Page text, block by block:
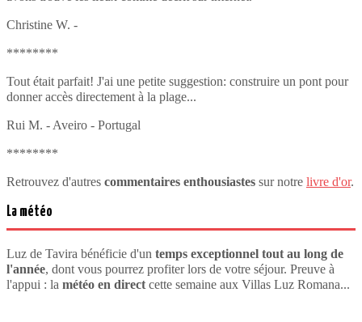
Christine W. -
********
Tout était parfait! J'ai une petite suggestion: construire un pont pour
donner accès directement à la plage...
Rui M. - Aveiro - Portugal
********
Retrouvez d'autres commentaires enthousiastes sur notre livre d'or.
La météo
Luz de Tavira bénéficie d'un temps exceptionnel tout au long de
l'année, dont vous pourrez profiter lors de votre séjour. Preuve à
l'appui : la météo en direct cette semaine aux Villas Luz Romana...